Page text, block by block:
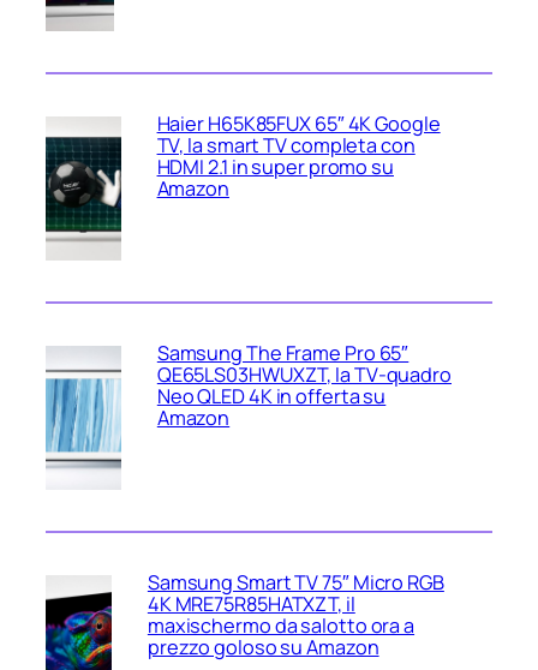
Haier H65K85FUX 65″ 4K Google
TV, la smart TV completa con
HDMI 2.1 in super promo su
Amazon
Samsung The Frame Pro 65″
QE65LS03HWUXZT, la TV‑quadro
Neo QLED 4K in offerta su
Amazon
Samsung Smart TV 75″ Micro RGB
4K MRE75R85HATXZT, il
maxischermo da salotto ora a
prezzo goloso su Amazon